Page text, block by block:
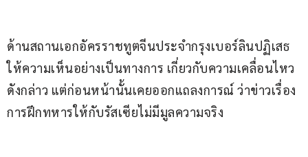
ด้านสถานเอกอัครราชทูตจีนประจำกรุงเบอร์ลินปฏิเสธ
ให้ความเห็นอย่างเป็นทางการ เกี่ยวกับความเคลื่อนไหว
ดังกล่าว แต่ก่อนหน้านั้นเคยออกแถลงการณ์ ว่าข่าวเรื่อง
การฝึกทหารให้กับรัสเซียไม่มีมูลความจริง